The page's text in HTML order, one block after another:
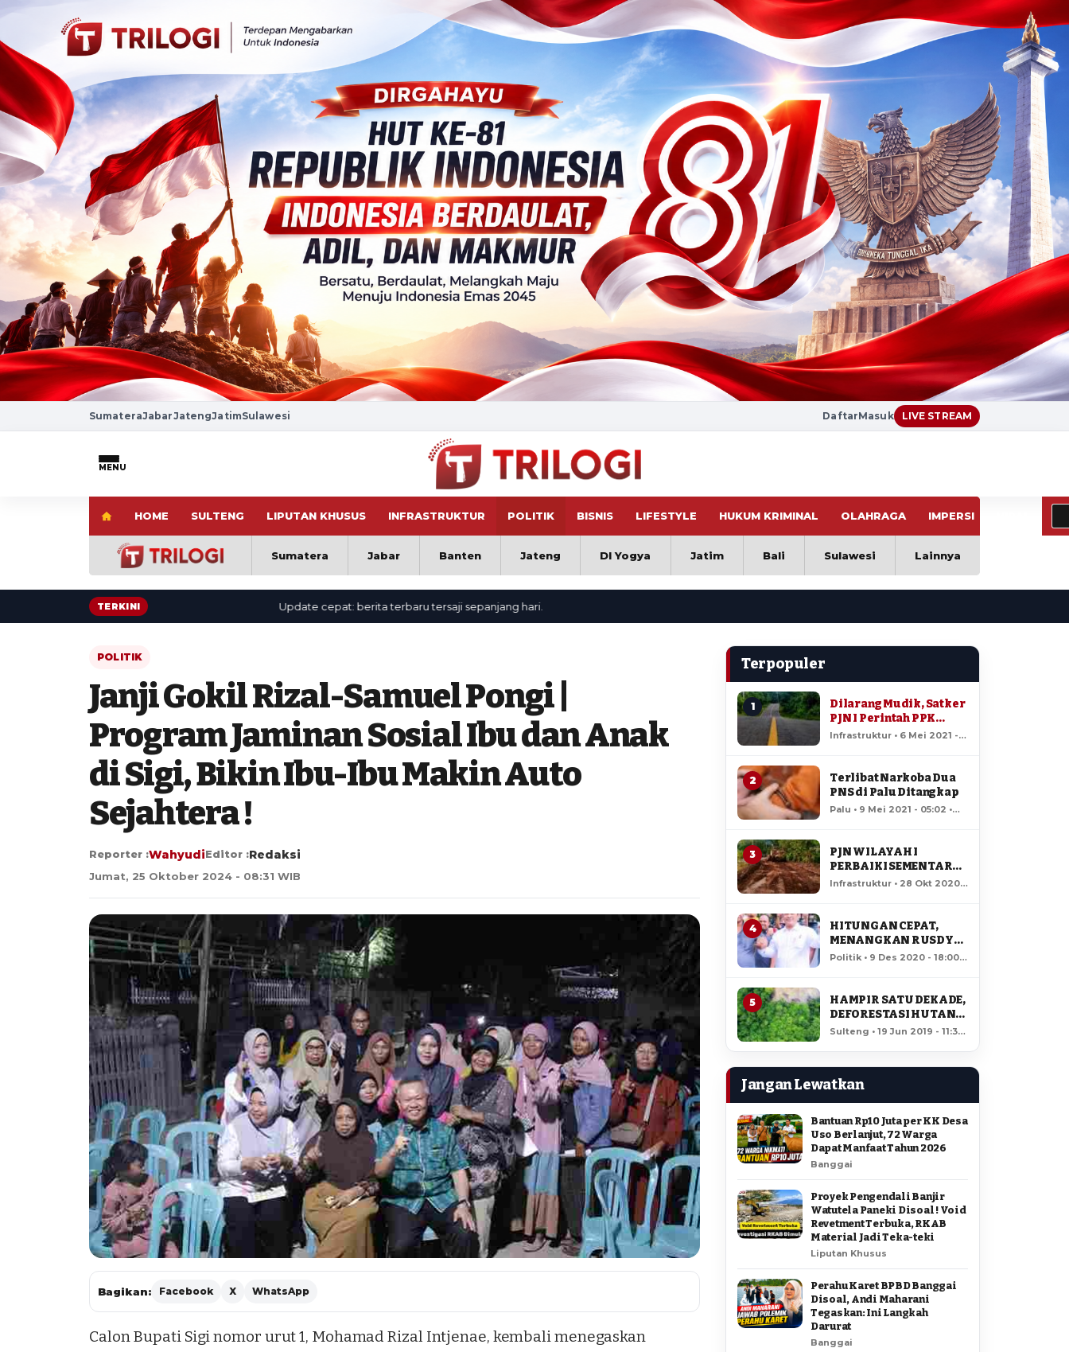
SumateraJabarJatengJatimSulawesi DaftarMasuk LIVE STREAM
MENU
HOME SULTENG LIPUTAN KHUSUS INFRASTRUKTUR POLITIK BISNIS LIFESTYLE HUKUM KRIMINAL OLAHRAGA IMPERSI
Sumatera Jabar Banten Jateng DI Yogya Jatim Bali Sulawesi Lainnya
TERKINI Update cepat: berita terbaru tersaji sepanjang hari.
POLITIK
Janji Gokil Rizal-Samuel Pongi |
Program Jaminan Sosial Ibu dan Anak
di Sigi, Bikin Ibu-Ibu Makin Auto
Sejahtera !
Reporter :WahyudiEditor :Redaksi
Jumat, 25 Oktober 2024 - 08:31 WIB
Bagikan: Facebook X WhatsApp
Calon Bupati Sigi nomor urut 1, Mohamad Rizal Intjenae, kembali menegaskan
Terpopuler
1
Dilarang Mudik, Satker
PJN I Perintah PPK
Standby Jaga Kondisi
Infrastruktur • 6 Mei 2021 -
2
Terlibat Narkoba Dua
PNS di Palu Ditangkap
Palu • 9 Mei 2021 - 05:02 •
3
PJN WILAYAH I
PERBAIKI SEMENTARA
JALAN RUSAK DI RUAS
Infrastruktur • 28 Okt 2020 -
4
HITUNGAN CEPAT,
MENANGKAN RUSDY
MASTURA – MA’MUN
Politik • 9 Des 2020 - 18:00 •
5
HAMPIR SATU DEKADE,
DEFORESTASI HUTAN
LORE LINDU MENCAPAI
Sulteng • 19 Jun 2019 - 11:34
Jangan Lewatkan
Bantuan Rp10 Juta per KK Desa
Uso Berlanjut, 72 Warga
Dapat Manfaat Tahun 2026
Banggai
Proyek Pengendali Banjir
Watutela Paneki Disoal ! Void
Revetment Terbuka, RKAB
Material Jadi Teka-teki
Liputan Khusus
Perahu Karet BPBD Banggai
Disoal, Andi Maharani
Tegaskan: Ini Langkah
Darurat
Banggai